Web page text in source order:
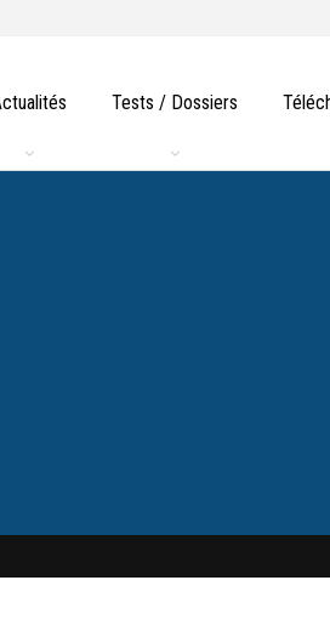
Tests / Dossiers